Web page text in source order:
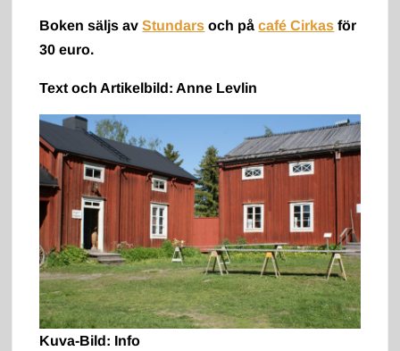
Boken säljs avStundars och påcafé Cirkas för
30 euro.
Text och Artikelbild: Anne Levlin
Kuva-Bild: Info